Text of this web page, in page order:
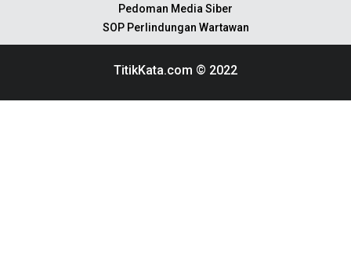
Pedoman Media Siber
SOP Perlindungan Wartawan
TitikKata.com © 2022